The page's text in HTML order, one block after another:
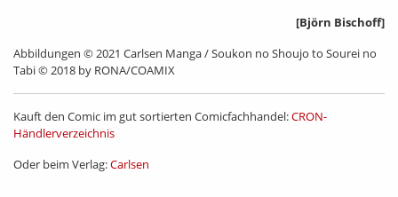
[Björn Bischoff]
Abbildungen © 2021 Carlsen Manga / Soukon no Shoujo to Sourei no
Tabi © 2018 by RONA/COAMIX
Kauft den Comic im gut sortierten Comicfachhandel:CRON-
Händlerverzeichnis
Oder beim Verlag:Carlsen